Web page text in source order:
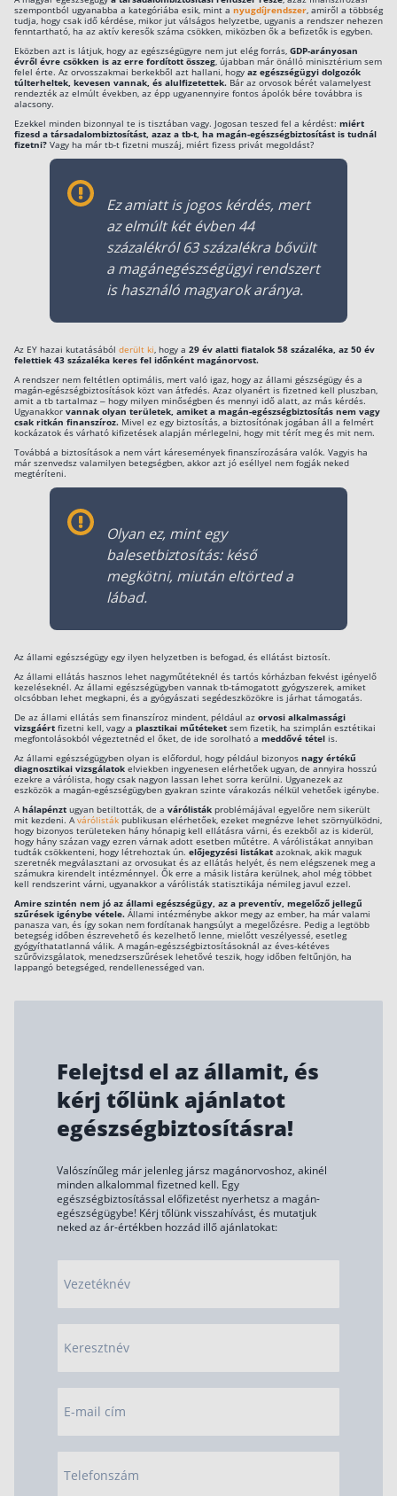
Kapcsolat
Karrier
Babaváró hitel
Vagyonbiztosítások
Kötelező biztosítás (KGFB)
Casco
Utasbiztosítás
Lakásbiztosítás: válaszok az 50 leggyakoribb
kérdésre
Minősített Fogyasztóbarát Otthonbiztosítás
útmutató
szempontból ugyanabba a kategóriába esik, mint a nyugdíjrendszer, amiről a többség
tudja, hogy csak idő kérdése, mikor jut válságos helyzetbe, ugyanis a rendszer nehezen
fenntartható, ha az aktív keresők száma csökken, miközben ők a befizetők is egyben.
Eközben azt is látjuk, hogy az egészségügyre nem jut elég forrás, GDP-arányosan
évről évre csökken is az erre fordított összeg, újabban már önálló minisztérium sem
felel érte. Az orvosszakmai berkekből azt hallani, hogy az egészségügyi dolgozók
túlterheltek, kevesen vannak, és alulfizetettek. Bár az orvosok bérét valamelyest
rendezték az elmúlt években, az épp ugyanennyire fontos ápolók bére továbbra is
alacsony.
Ezekkel minden bizonnyal te is tisztában vagy. Jogosan teszed fel a kérdést: miért
fizesd a társadalombiztosítást, azaz a tb-t, ha magán-egészségbiztosítást is tudnál
fizetni? Vagy ha már tb-t fizetni muszáj, miért fizess privát megoldást?
Ez amiatt is jogos kérdés, mert
az elmúlt két évben 44
százalékról 63 százalékra bővült
a magánegészségügyi rendszert
is használó magyarok aránya.
Az EY hazai kutatásából derült ki, hogy a 29 év alatti fiatalok 58 százaléka, az 50 év
felettiek 43 százaléka keres fel időnként magánorvost.
A rendszer nem feltétlen optimális, mert való igaz, hogy az állami gészségügy és a
magán-egészségbiztosítások közt van átfedés. Azaz olyanért is fizetned kell pluszban,
amit a tb tartalmaz – hogy milyen minőségben és mennyi idő alatt, az más kérdés.
Ugyanakkor vannak olyan területek, amiket a magán-egészségbiztosítás nem vagy
csak ritkán finanszíroz. Mivel ez egy biztosítás, a biztosítónak jogában áll a felmért
kockázatok és várható kifizetések alapján mérlegelni, hogy mit térít meg és mit nem.
Továbbá a biztosítások a nem várt káresemények finanszírozására valók. Vagyis ha
már szenvedsz valamilyen betegségben, akkor azt jó eséllyel nem fogják neked
megtéríteni.
Olyan ez, mint egy
balesetbiztosítás: késő
megkötni, miután eltörted a
lábad.
Az állami egészségügy egy ilyen helyzetben is befogad, és ellátást biztosít.
Az állami ellátás hasznos lehet nagyműtéteknél és tartós kórházban fekvést igényelő
kezeléseknél. Az állami egészségügyben vannak tb-támogatott gyógyszerek, amiket
olcsóbban lehet megkapni, és a gyógyászati segédeszközökre is járhat támogatás.
De az állami ellátás sem finanszíroz mindent, például az orvosi alkalmassági
vizsgáért fizetni kell, vagy a plasztikai műtéteket sem fizetik, ha szimplán esztétikai
megfontolásokból végeztetnéd el őket, de ide sorolható a meddővé tétel is.
Az állami egészségügyben olyan is előfordul, hogy például bizonyos nagy értékű
diagnosztikai vizsgálatok elviekben ingyenesen elérhetőek ugyan, de annyira hosszú
ezekre a várólista, hogy csak nagyon lassan lehet sorra kerülni. Ugyanezek az
eszközök a magán-egészségügyben gyakran szinte várakozás nélkül vehetőek igénybe.
Ahálapénzt ugyan betiltották, de a várólisták problémájával egyelőre nem sikerült
mit kezdeni. Avárólisták publikusan elérhetőek, ezeket megnézve lehet szörnyülködni,
hogy bizonyos területeken hány hónapig kell ellátásra várni, és ezekből az is kiderül,
hogy hány százan vagy ezren várnak adott esetben műtétre. A várólistákat annyiban
tudták csökkenteni, hogy létrehoztak ún. előjegyzési listákat azoknak, akik maguk
szeretnék megválasztani az orvosukat és az ellátás helyét, és nem elégszenek meg a
számukra kirendelt intézménnyel. Ők erre a másik listára kerülnek, ahol még többet
kell rendszerint várni, ugyanakkor a várólisták statisztikája némileg javul ezzel.
Amire szintén nem jó az állami egészségügy, az a preventív, megelőző jellegű
szűrések igénybe vétele. Állami intézménybe akkor megy az ember, ha már valami
panasza van, és így sokan nem fordítanak hangsúlyt a megelőzésre. Pedig a legtöbb
betegség időben észrevehető és kezelhető lenne, mielőtt veszélyessé, esetleg
gyógyíthatatlanná válik. A magán-egészségbiztosításoknál az éves-kétéves
szűrővizsgálatok, menedzserszűrések lehetővé teszik, hogy időben feltűnjön, ha
lappangó betegséged, rendellenességed van.
Felejtsd el az államit, és
kérj tőlünk ajánlatot
egészségbiztosításra!
Valószínűleg már jelenleg jársz magánorvoshoz, akinél
minden alkalommal fizetned kell. Egy
egészségbiztosítással előfizetést nyerhetsz a magán-
egészségügybe! Kérj tőlünk visszahívást, és mutatjuk
neked az ár-értékben hozzád illő ajánlatokat:
Vezetéknév
Keresztnév
E-mail cím
Telefonszám